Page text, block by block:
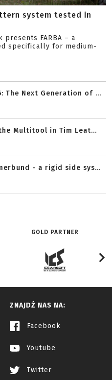
system tested in
presents FARBA – a
specifically for medium-
The Next Generation of ...
Multitool in Tim Leat...
- a rigid side sys...
GOLD PARTNER
ZNAJDŹ NAS NA:
Facebook
Youtube
Twitter